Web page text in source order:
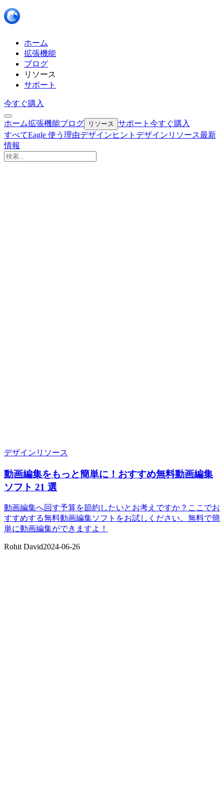
ホーム
拡張機能
ブログ
リソース
サポート
今すぐ購入
ホーム拡張機能ブログ リソース サポート 今すぐ購入
すべてEagle 使う理由デザインヒント デザインリソース最新
情報
デザインリソース
動画編集をもっと簡単に！おすすめ無料動画編集
ソフト 21 選
動画編集へ回す予算を節約したいとお考えですか？ここでお
すすめする無料動画編集ソフトをお試しください。無料で簡
単に動画編集ができますよ！
Rohit David2024-06-26